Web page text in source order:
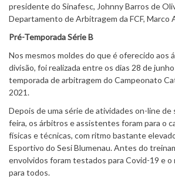
presidente do Sinafesc, Johnny Barros de
Departamento de Arbitragem da FCF, Marco
Pré-Temporada Série B
Nos mesmos moldes do que é oferecido aos
divisão, foi realizada entre os dias 28 de
temporada de arbitragem do Campeonato
2021.
Depois de uma série de atividades on-line
feira, os árbitros e assistentes foram para o
físicas e técnicas, com ritmo bastante
Esportivo do Sesi Blumenau. Antes do
envolvidos foram testados para Covid-19 e
para todos.